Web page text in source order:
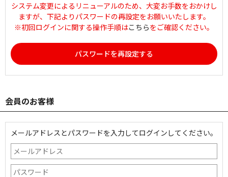
システム変更によるリニューアルのため、大変お手数をおかけし
ますが、下記よりパスワードの再設定をお願いいたします。
※初回ログインに関する操作手順はこちらをご確認ください。
パスワードを再設定する
会員のお客様
メールアドレスとパスワードを入力してログインしてください。